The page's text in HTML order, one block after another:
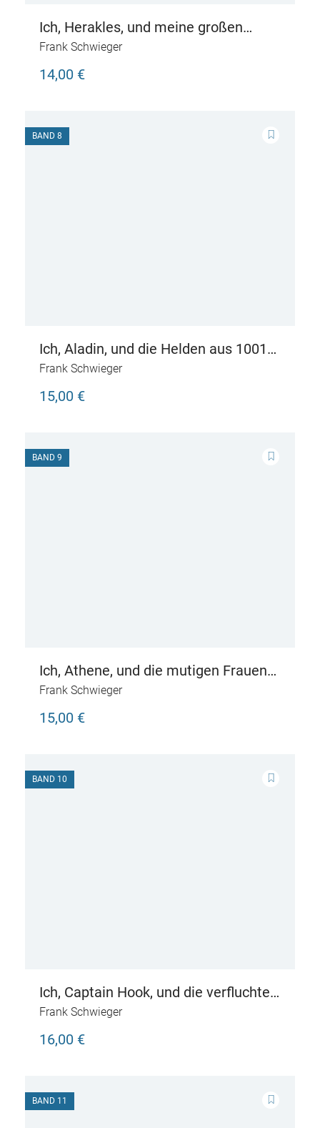
Ich, Herakles, und meine großen
Heldentaten – Live aus dem alten
Frank Schwieger
14,00 €
BAND 8
Ich, Aladin, und die Helden aus 1001
Nacht – Live aus dem Orient
Frank Schwieger
15,00 €
BAND 9
Ich, Athene, und die mutigen Frauen
aus Olympia – Live aus dem alten
Frank Schwieger
15,00 €
BAND 10
Ich, Captain Hook, und die verfluchte
Schatzinsel – Wilde Piraten erzählen
Frank Schwieger
16,00 €
BAND 11